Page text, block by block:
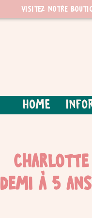
Visitez notre
Home
Charlotte
demi à 5